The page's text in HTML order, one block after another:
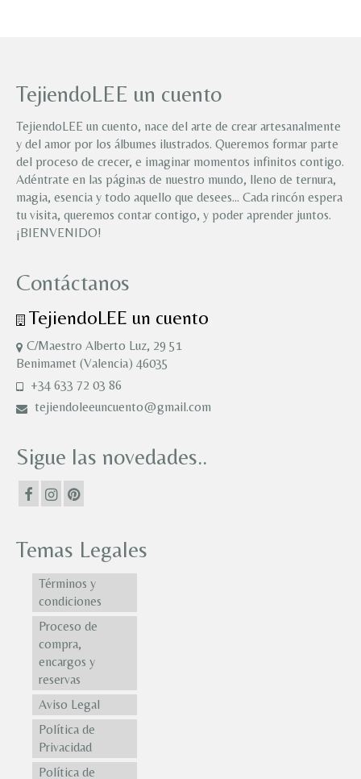
TejiendoLEE un cuento
TejiendoLEE un cuento, nace del arte de crear artesanalmente
y del amor por los álbumes ilustrados. Queremos formar parte
del proceso de crecer, e imaginar momentos infinitos contigo.
Adéntrate en las páginas de nuestro mundo, lleno de ternura,
magia, esencia y todo aquello que desees… Cada rincón espera
tu visita, queremos contar contigo, y poder aprender juntos.
¡BIENVENIDO!
Contáctanos
TejiendoLEE un cuento
C/Maestro Alberto Luz, 29 51
Benimamet (Valencia) 46035
+34 633 72 03 86
tejiendoleeuncuento@gmail.com
Sigue las novedades..
Temas Legales
Términos y
condiciones
Proceso de
compra,
encargos y
reservas
Aviso Legal
Política de
Privacidad
Política de